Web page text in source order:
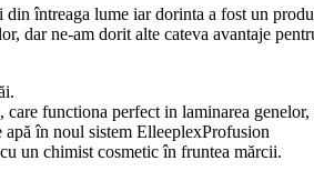
întreaga lume iar dorinta a fost un
dar ne-am dorit alte cateva avantaje
functiona perfect in laminarea
în noul sistem ElleeplexProfusion
un chimist cosmetic în fruntea mărcii.